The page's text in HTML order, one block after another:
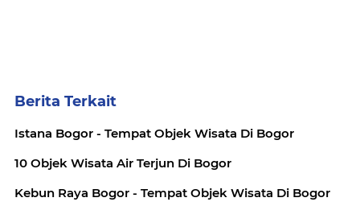
Berita Terkait
Istana Bogor - Tempat Objek Wisata Di Bogor
10 Objek Wisata Air Terjun Di Bogor
Kebun Raya Bogor - Tempat Objek Wisata Di Bogor